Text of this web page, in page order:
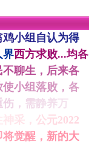
小组自认为得
西方求败...均各
聊生，后来各
小组落败，各
，需静养万
采，公元2022
觉醒，新的大